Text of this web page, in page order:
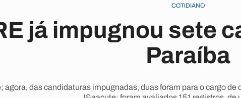
COTIDIANO
já impugnou sete
Paraíba
agora, das candidaturas impugnadas, duas foram para o cargo